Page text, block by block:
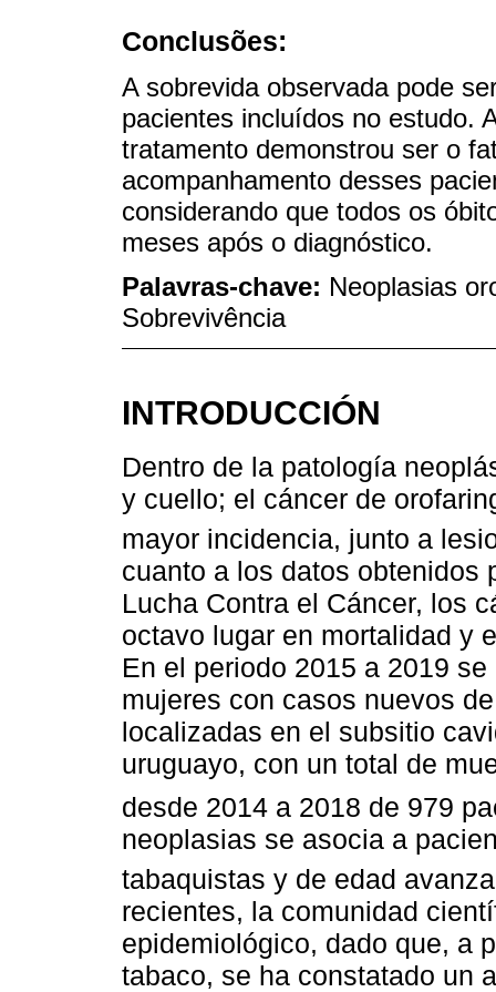
Conclusões:
A sobrevida observada pode
pacientes incluídos no estudo.
tratamento demonstrou ser o
acompanhamento desses
considerando que todos os
meses após o diagnóstico.
Palavras-chave: Neoplasias
Sobrevivência
INTRODUCCIÓN
Dentro de la patología
y cuello; el cáncer de
mayor incidencia, junto a
cuanto a los datos obtenidos
Lucha Contra el Cáncer, los
octavo lugar en mortalidad y
En el periodo 2015 a 2019
mujeres con casos nuevos
localizadas en el subsitio
uruguayo, con un total de
desde 2014 a 2018 de 979
neoplasias se asocia a
tabaquistas y de edad
recientes, la comunidad
epidemiológico, dado que, a
tabaco, se ha constatado un